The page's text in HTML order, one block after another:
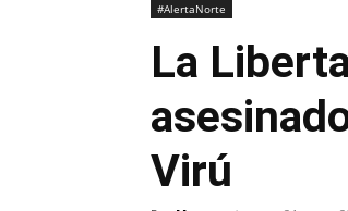
#AlertaNorte
La
Virú